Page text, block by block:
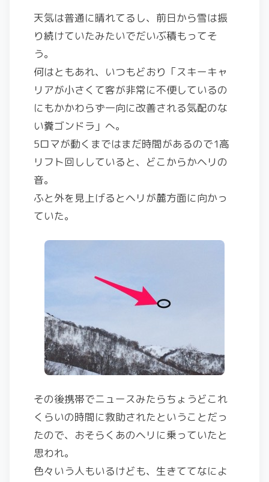
天気は普通に晴れてるし、前日から雪は振
り続けていたみたいでだいぶ積もってそ
う。
何はともあれ、いつもどおり「スキーキャ
リアが小さくて客が非常に不便しているの
にもかかわらず一向に改善される気配のな
い糞ゴンドラ」へ。
5ロマが動くまではまだ時間があるので1高
リフト回ししていると、どこからかヘリの
音。
ふと外を見上げるとヘリが麓方面に向かっ
ていた。
その後携帯でニュースみたらちょうどこれ
くらいの時間に救助されたということだっ
たので、おそらくあのヘリに乗っていたと
思われ。
色々いう人もいるけども、生きててなによ